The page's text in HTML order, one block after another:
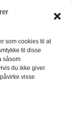
som cookies til at
til disse
såsom
du ikke giver
visse